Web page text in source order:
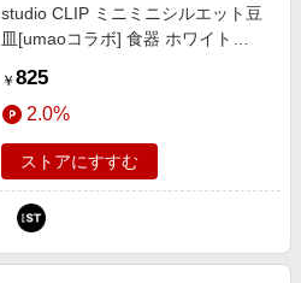
studio CLIP ミニミニシルエット豆
皿[umaoコラボ] 食器 ホワイト
and ST アンドエスティ（旧ドット
エスティ）
￥ 825
2.0%
ストアにすすむ